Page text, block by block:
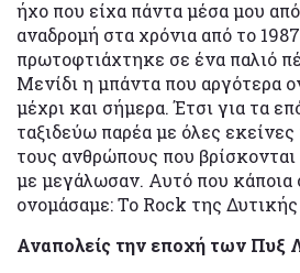
ήχο που είχα πάντα μέσα μου
αναδρομή στα χρόνια από το
πρωτοφτιάχτηκε σε ένα παλιό
Μενίδι η μπάντα που αργότερα
μέχρι και σήμερα. Έτσι για τα
ταξιδεύω παρέα με όλες εκείνες
τους ανθρώπους που βρίσκονται
με μεγάλωσαν. Αυτό που κάποια
ονομάσαμε: Το Rock της
Αναπολείς την εποχή των Πυξ